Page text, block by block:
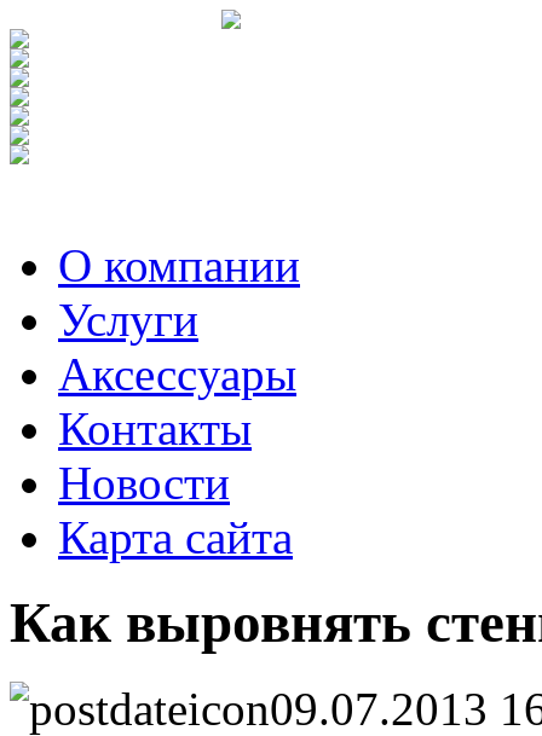
О компании
Услуги
Аксесcуары
Контакты
Новости
Карта сайта
Как выровнять
09.07.2013